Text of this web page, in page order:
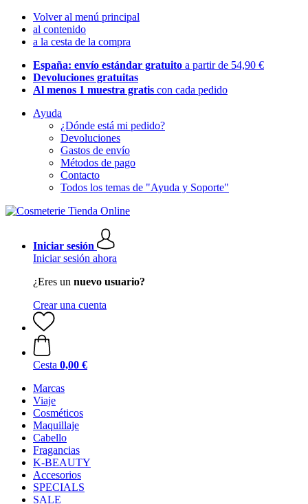
Volver al menú principal
al contenido
a la cesta de la compra
España: envío estándar gratuito a partir de 54,90 €
Devoluciones gratuitas
Al menos 1 muestra gratis con cada pedido
Ayuda
¿Dónde está mi pedido?
Devoluciones
Gastos de envío
Métodos de pago
Contacto
Todos los temas de "Ayuda y Soporte"
Iniciar sesión
Iniciar sesión ahora
¿Eres un nuevo usuario?
Crear una cuenta
Cesta 0,00 €
Marcas
Viaje
Cosméticos
Maquillaje
Cabello
Fragancias
K-BEAUTY
Accesorios
SPECIALS
SALE